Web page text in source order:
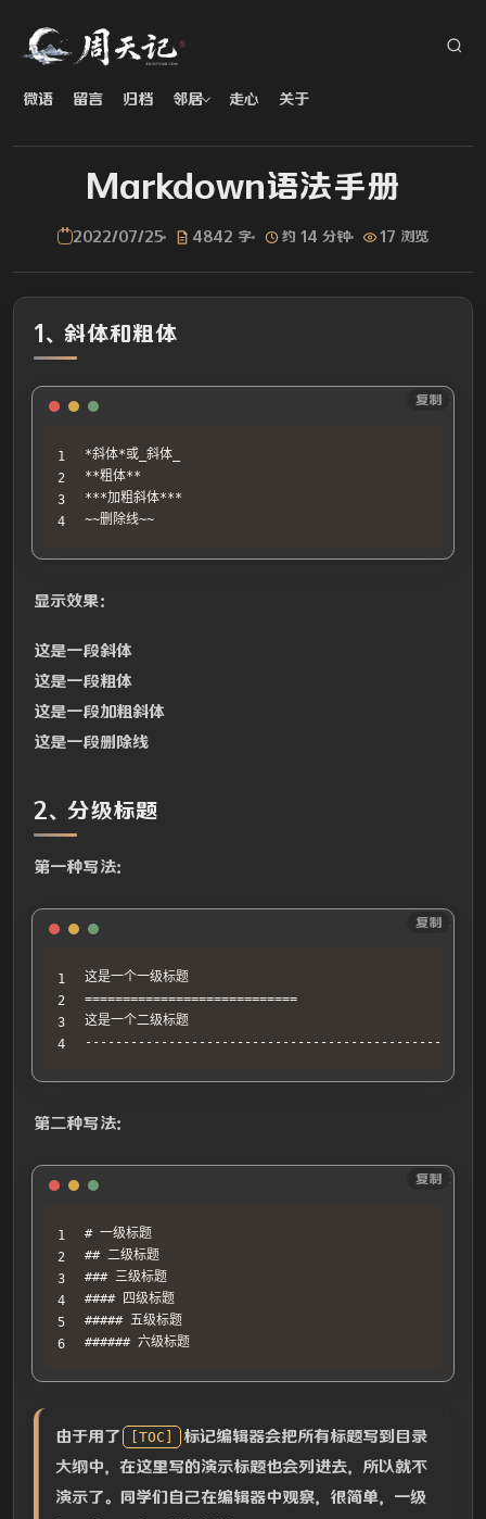
微语 留言 归档 邻居 走心 关于
Markdown语法手册
2022/07/25 4842 字 约 14 分钟 17 浏览
1、斜体和粗体
*斜体*或_斜体_
**粗体**
***加粗斜体***
~~删除线~~
复制
Text
显示效果：
这是一段斜体
这是一段粗体
这是一段加粗斜体
这是一段删除线
2、分级标题
第一种写法：
这是一个一级标题
============================
这是一个二级标题
--------------------------------------------------
复制
Text
第二种写法：
# 一级标题
## 二级标题
### 三级标题
#### 四级标题
##### 五级标题
###### 六级标题
复制
Text
由于用了 [TOC]
标记编辑器会把所有标题写到目录
大纲中，在这里写的演示标题也会列进去，所以就不
演示了。同学们自己在编辑器中观察，很简单，一级